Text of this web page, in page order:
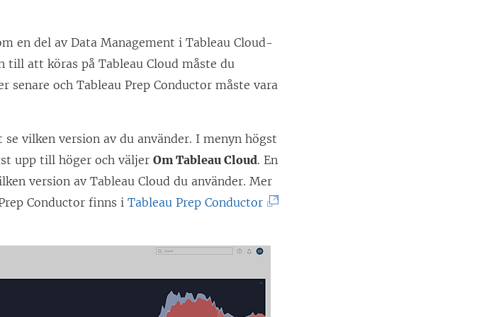
t
t
n
e
en del avData Management i Tableau Cloud-
till att köras på Tableau Cloud måste du
senare och Tableau Prep Conductor måste vara
vilken version av du använder. I menyn högst
upp till höger och väljerOm Tableau Cloud. En
version av Tableau Cloud du använder. Mer
Conductor finns iTableau Prep Conductor(
ä